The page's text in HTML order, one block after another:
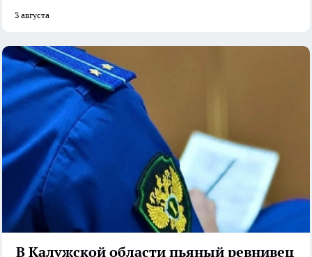
3 августа
В Калужской области пьяный ревнивец